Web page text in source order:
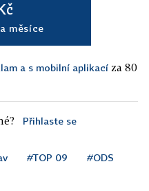
měsíce
a s mobilní aplikací za 80
Přihlaste se
#TOP 09 #ODS